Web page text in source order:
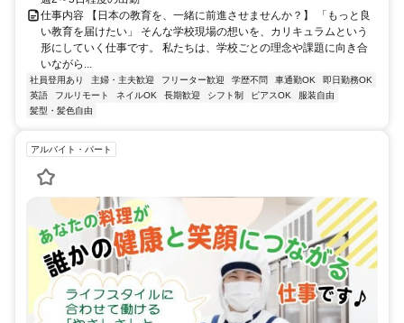
仕事内容 【日本の教育を、一緒に前進させませんか？】 「もっと良
い教育を届けたい」 そんな学校現場の想いを、カリキュラムという
形にしていく仕事です。 私たちは、学校ごとの理念や課題に向き合
いながら...
社員登用あり 主婦・主夫歓迎 フリーター歓迎 学歴不問 車通勤OK
即日勤務OK
英語
フルリモート ネイルOK 長期歓迎 シフト制 ピアスOK
服装自由
髪型・髪色自由
アルバイト・パート